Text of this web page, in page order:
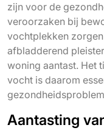
zijn voor de
veroorzaken bij
vochtplekken
afbladderend
woning aantast. Het
vocht is daarom
Aantasting